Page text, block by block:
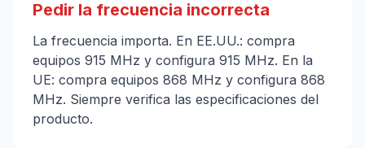
Pedir la frecuencia incorrecta
La frecuencia importa. En EE.UU.: compra
equipos 915 MHz y configura 915 MHz. En la
UE: compra equipos 868 MHz y configura 868
MHz. Siempre verifica las especificaciones del
producto.